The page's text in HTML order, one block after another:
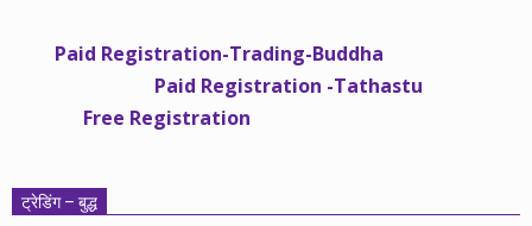
साढ़े चार सालों से अर्थकाम से जुड़े हैं, वे हमारी ईमानदारी और सत्यनिष्ठा से
भलीभांति वाकिफ हैं। शुरू में हम भी कच्चे थे तो बाज़ार के उस्तादों के जाल
में फंस गए। गलतियां कीं। लेकिन जैसे ही समझ में आया, खटाक से उनसे
मजबूत आधार और गहन रिसर्च के साथ। उसी का नतीजा है कि हमारी
Paid Registration-Trading-Buddha
Paid Registration -Tathastu
Free Registration
ट्रेडिंग – बुद्ध